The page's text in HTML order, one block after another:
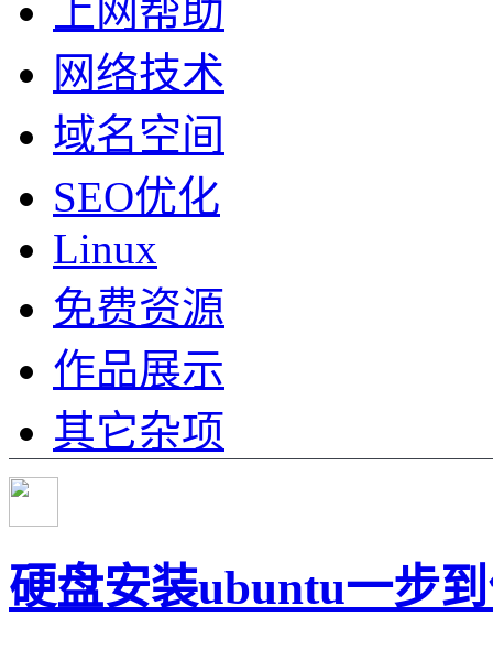
上网帮助
网络技术
域名空间
SEO优化
Linux
免费资源
作品展示
其它杂项
硬盘安装ubuntu一步